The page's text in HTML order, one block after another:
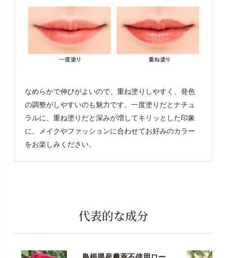
なめらかで伸びがよいので、重ね塗りしやすく、発色
の調整がしやすいのも魅力です。一度塗りだとナチュ
ラルに、重ね塗りだと深みが増してキリッとした印象
に。メイクやファッションに合わせてお好みのカラー
をお楽しみください。
代表的な成分